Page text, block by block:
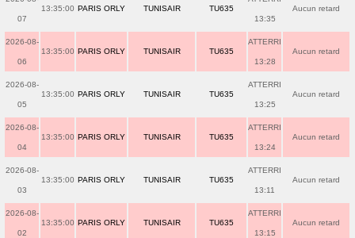
07
13:35:00 PARIS ORLY TUNISAIR TU635
13:35
Aucun retard
2026-08-
06
13:35:00 PARIS ORLY TUNISAIR TU635
ATTERRI
13:28
Aucun retard
2026-08-
05
13:35:00 PARIS ORLY TUNISAIR TU635
ATTERRI
13:25
Aucun retard
2026-08-
04
13:35:00 PARIS ORLY TUNISAIR TU635
ATTERRI
13:24
Aucun retard
2026-08-
03
13:35:00 PARIS ORLY TUNISAIR TU635
ATTERRI
13:11
Aucun retard
2026-08-
02
13:35:00 PARIS ORLY TUNISAIR TU635
ATTERRI
13:15
Aucun retard